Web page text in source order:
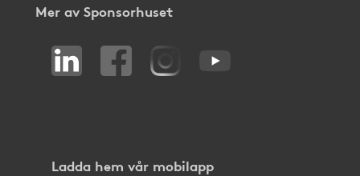
Mer av Sponsorhuset
Ladda hem vår mobilapp